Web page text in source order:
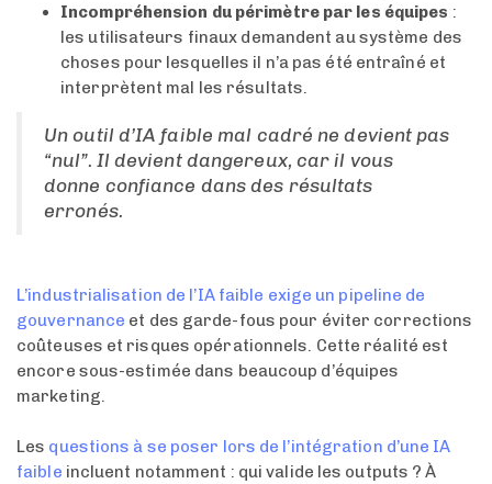
Incompréhension du périmètre par les équipes :
les utilisateurs finaux demandent au système des
choses pour lesquelles il n’a pas été entraîné et
interprètent mal les résultats.
Un outil d’IA faible mal cadré ne devient pas
“nul”. Il devient dangereux, car il vous
donne confiance dans des résultats
erronés.
L’industrialisation de l’IA faible exige un pipeline de
gouvernance et des garde-fous pour éviter corrections
coûteuses et risques opérationnels. Cette réalité est
encore sous-estimée dans beaucoup d’équipes
marketing.
Les questions à se poser lors de l’intégration d’une IA
faible incluent notamment : qui valide les outputs ? À